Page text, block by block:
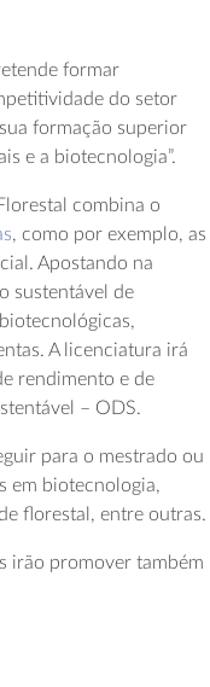
formar
do setor
formação superior
e a biotecnologia”.
combina o
, como por exemplo, as
Apostando na
sustentável de
A licenciatura irá
rendimento e de
– ODS.
para o mestrado ou
em biotecnologia,
florestal, entre outras.
irão promover também